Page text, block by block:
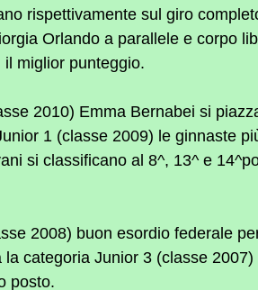
rispettivamente sul giro
Orlando a parallele e corpo
miglior punteggio.
2010) Emma Bernabei si
1 (classe 2009) le ginnaste
si classificano al 8^, 13^ e
2008) buon esordio federale
categoria Junior 3 (classe
posto.